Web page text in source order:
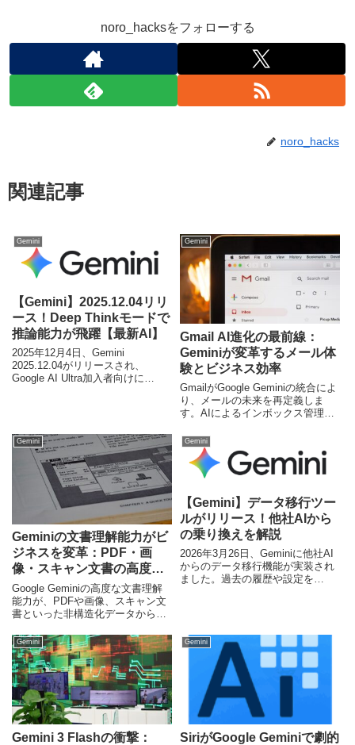
noro_hacksをフォローする
noro_hacks
関連記事
Gemini
【Gemini】2025.12.04リリ
ース！Deep Thinkモードで
推論能力が飛躍【最新AI】
2025年12月4日、Gemini
2025.12.04がリリースされ、
Google AI Ultra加入者向けに
Gemini
Gmail AI進化の最前線：
Geminiが変革するメール体
験とビジネス効率
GmailがGoogle Geminiの統合によ
り、メールの未来を再定義しま
す。AIによるインボックス管理か
の生産性を飛躍的に向上させる新
機能群を徹底解説。日本市場への
影響と活用法にも焦点を当てま
Gemini
Geminiの文書理解能力がビ
ジネスを変革：PDF・画
像・スキャン文書の高度活
用術
Google Geminiの高度な文書理解
能力が、PDFや画像、スキャン文
書といった非構造化データから瞬
産性を劇的に向上させます。日本
企業における具体的な活用事例と
DX推進への影響を深掘り。
Gemini
【Gemini】データ移行ツー
ルがリリース！他社AIから
の乗り換えを解説
2026年3月26日、Geminiに他社AI
からのデータ移行機能が実装され
ました。過去の履歴や設定を
Gemini
Gemini 3 Flashの衝撃：
Gemini
SiriがGoogle Geminiで劇的